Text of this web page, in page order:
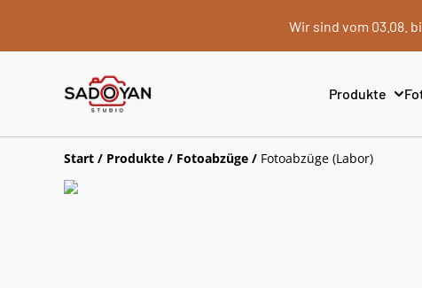
Wir sind vom 03.08.
Produkte
Start / Produkte / Fotoabzüge / Fotoabzüge (Labor)